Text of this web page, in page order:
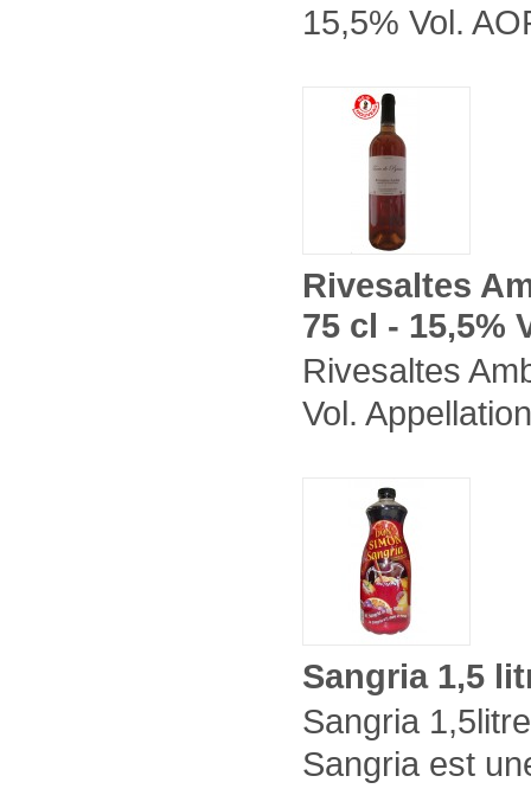
15,5% Vol.
Rivesaltes
75 cl - 15,5%
Rivesaltes
Vol.
Sangria 1,5
Sangria
Sangria est